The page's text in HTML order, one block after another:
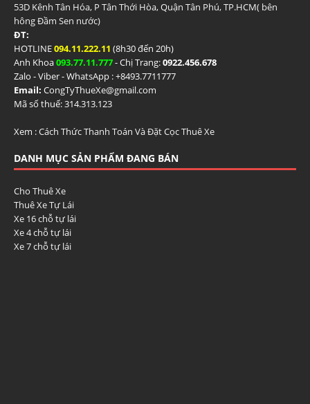
53D Kênh Tân Hóa, P Tân Thới Hòa, Quận Tân Phú, TP.HCM( bên
hông Đầm Sen nước)
ĐT:
HOTLINE094.11.222.11 (8h30 đến 20h)
Anh Khoa093.77.11.777- Chị Trang:0922.456.678
Zalo - Viber - WhatsApp : +8493.7711777
Email: CongTyThueXe@gmail.com
Mã số thuế: 314.313.123
Xem :Cách Thức Thanh Toán Và Đặt Cọc Thuê Xe
DANH MỤC SẢN PHẨM ĐANG BÁN
Cho Thuê Xe
Thuê Xe Tự Lái
Xe 16 chỗ tự lái
Xe 4 chỗ tự lái
Xe 7 chỗ tự lái